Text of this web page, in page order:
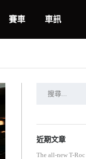
賽車 車訊
近期文章
The all-new T-